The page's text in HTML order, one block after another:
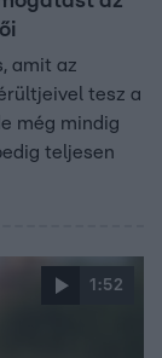
amit az
tesz a
még mindig
teljesen
1:52